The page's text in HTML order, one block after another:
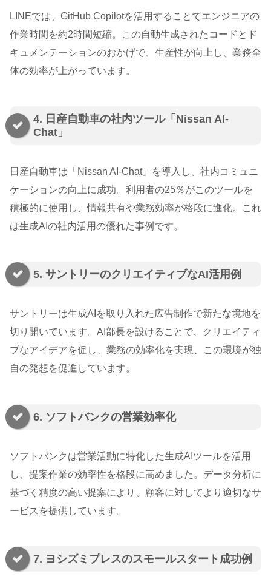
LINEでは、GitHub Copilotを活用することでエンジニアの
作業時間を約2時間短縮。この自動生成されたコードとド
キュメンテーションのおかげで、生産性が向上し、業務全
体の効率が上がっています。
4. 日産自動車の社内ツール「Nissan AI-
Chat」
日産自動車は「Nissan AI-Chat」を導入し、社内コミュニ
ケーションの向上に成功。利用者の25％がこのツールを
積極的に使用し、情報共有や業務効率が格段に進化。これ
は生成AIの社内活用の優れた事例です。
5. サントリーのクリエイティブなAI活用例
サントリーは生成AIを取り入れた広告制作で新たな境地を
切り開いています。AI部長を設けることで、クリエイティ
ブなアイデアを促し、業務の効率化を実現、この環境が独
自の発想を促進しています。
6. ソフトバンクの営業効率化
ソフトバンクは営業活動に特化した生成AIツールを活用
し、提案作業の効率性を格段に高めました。データ分析に
基づく精度の高い提案により、顧客に対してより適切なサ
ービスを提供しています。
7. ヨシズミプレスのスモールスタート成功例